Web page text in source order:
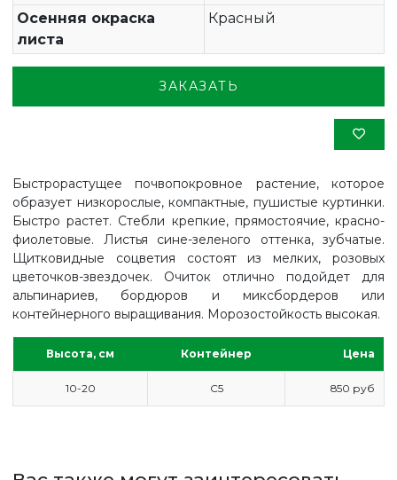
ГЛАВНАЯ
Осенняя окраска
листа
Красный
ЗАКАЗАТЬ
Быстрорастущее почвопокровное растение, которое
образует низкорослые, компактные, пушистые куртинки.
Быстро растет. Стебли крепкие, прямостоячие, красно-
фиолетовые. Листья сине-зеленого оттенка, зубчатые.
Щитковидные соцветия состоят из мелких, розовых
цветочков-звездочек. Очиток отлично подойдет для
альпинариев, бордюров и миксбордеров или
контейнерного выращивания. Морозостойкость высокая.
Высота, см Контейнер Цена
10-20 С5 850 руб